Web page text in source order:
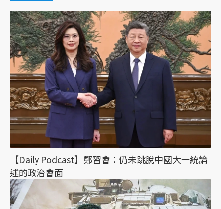
【Daily Podcast】鄭習會：仍未跳脫中國大一統論
述的政治會面